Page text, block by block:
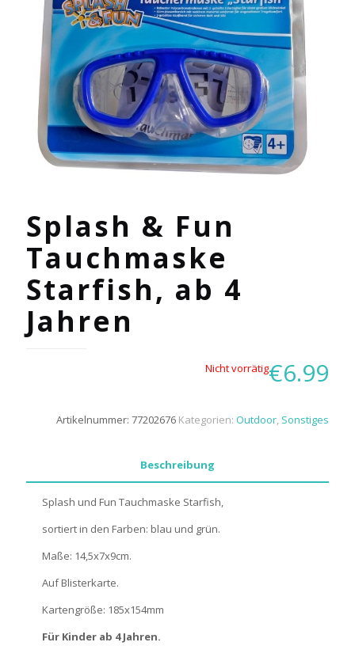
Splash & Fun
Tauchmaske
Starfish, ab 4
Jahren
€6.99
Nicht vorrätig
Artikelnummer: 77202676 Kategorien: Outdoor, Sonstiges
Beschreibung
Splash und Fun Tauchmaske Starfish,
sortiert in den Farben: blau und grün.
Maße: 14,5x7x9cm.
Auf Blisterkarte.
Kartengröße: 185x154mm
Für Kinder ab 4 Jahren.